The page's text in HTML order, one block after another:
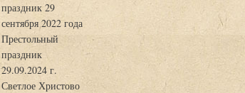
праздник 29
сентября 2022 года
Престольный
праздник
29.09.2024 г.
Светлое Христово